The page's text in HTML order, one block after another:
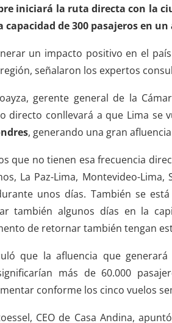
iniciará la ruta directa con la
capacidad de 300 pasajeros en un
un impacto positivo en el
señalaron los expertos
gerente general de la
directo conllevará a que Lima
, generando una gran
que no tienen esa frecuencia
La Paz-Lima, Montevideo-Lima,
unos días. También se
también algunos días en la
de retornar también tengan
que la afluencia que
más de 60.000
conforme los cinco vuelos
CEO de Casa Andina,